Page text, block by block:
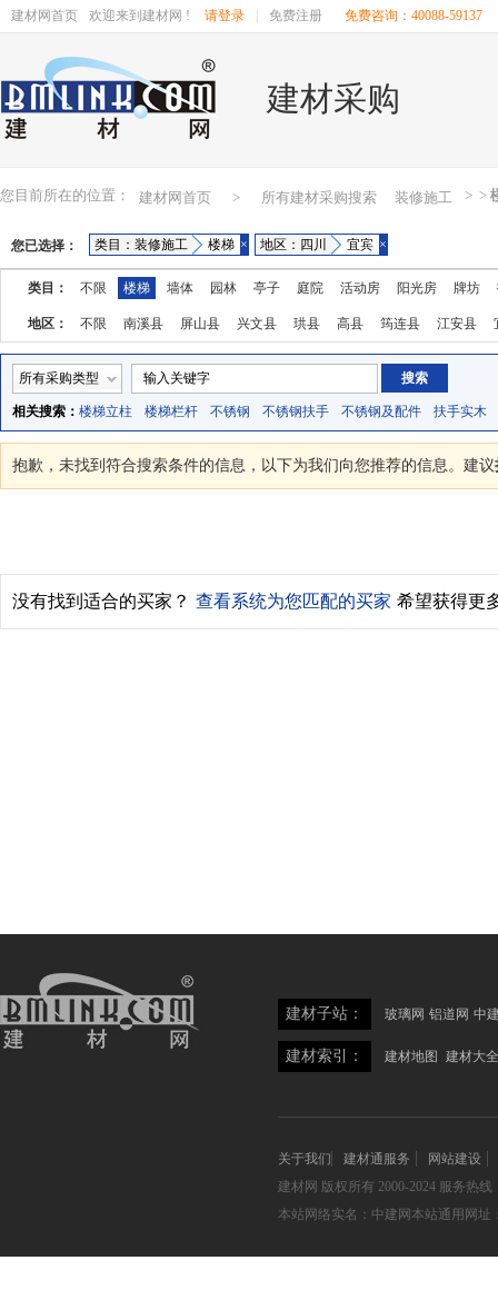
建材网首页 欢迎来到建材网 ! 请登录 免费注册 免费咨询：40088-59137
建材采购
您目前所在的位置： 建材网首页 > 所有建材采购搜索 >
装修施工 >
您已选择： 类目：装修施工 楼梯 × 地区：四川 宜宾 ×
类目： 不限 楼梯 墙体 园林 亭子 庭院 活动房 阳光房 牌坊
地区： 不限 南溪县 屏山县 兴文县 珙县 高县 筠连县 江安县
所有采购类型
相关搜索： 楼梯立柱 楼梯栏杆 不锈钢 不锈钢扶手 不锈钢及配件 扶手实木
抱歉，未找到符合搜索条件的信息，以下为我们向您推荐的信息。建议
没有找到适合的买家？ 查看系统为您匹配的买家 希望获得更
建材子站： 玻璃网 铝道网 中
建材索引： 建材地图 建材大全
关于我们 建材通服务
网站建设
建材网 版权所有 2000-2024 服务热线
本站网络实名：中建网本站通用网址